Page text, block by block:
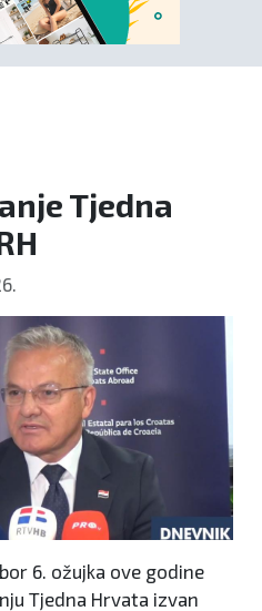
Tjedna
6. ožujka ove godine
Tjedna Hrvata izvan